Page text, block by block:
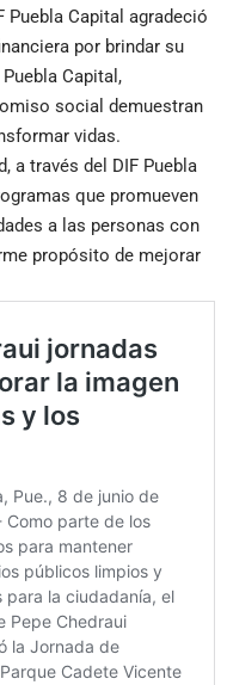
Puebla Capital agradeció
por brindar su
Capital,
social demuestran
vidas.
a través del DIF Puebla
que promueven
a las personas con
propósito de mejorar